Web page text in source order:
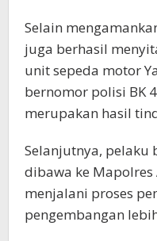
Selain
juga berhasil
unit sepeda motor
bernomor polisi BK
merupakan hasil
Selanjutnya, pelaku
dibawa ke Mapolres
menjalani proses
pengembangan